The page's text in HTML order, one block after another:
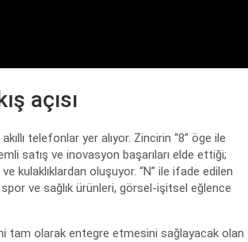
açısı
telefonlar yer alıyor. Zincirin “8” öge ile
satış ve inovasyon başarıları elde ettiği;
kulaklıklardan oluşuyor. “N” ile ifade edilen
ve sağlık ürünleri, görsel-işitsel eğlence
tam olarak entegre etmesini sağlayacak olan